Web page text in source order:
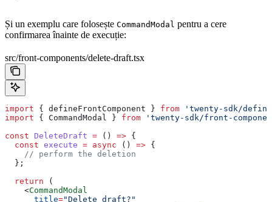
Și un exemplu care folosește CommandModal pentru a cere
confirmarea înainte de execuție:
src/front-components/delete-draft.tsx
import { defineFrontComponent } from 'twenty-sdk/
import { CommandModal } from 'twenty-sdk/front-
const DeleteDraft = () => {
  const
execute = async () => {
    // perform the deletion
  };
  return
(
    <
CommandModal
      title
="Delete draft?"